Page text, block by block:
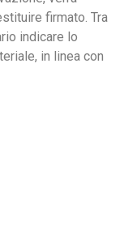
firmato. Tra
indicare lo
in linea con